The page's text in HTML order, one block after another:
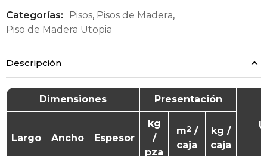
Categorías: Pisos, Pisos de Madera,
Piso de Madera Utopia
Descripción
Dimensiones Presentación
Largo
Ancho Espesor
kg
/
pza
m2 /
caja
kg /
caja